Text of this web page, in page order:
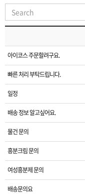
하
우
센
터
이
페
이
지
주
문
조
회
[2026구정
아이코스 주문할려구요.
빠른 처리 부탁드립니다.
일정
배송 정보 알고싶어요.
물건 문의
흥분크림 문의
여성흥분제 문의
배송문의요